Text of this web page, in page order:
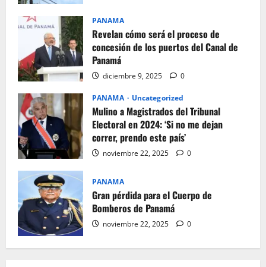
PANAMA
Revelan cómo será el proceso de
concesión de los puertos del Canal de
Panamá
diciembre 9, 2025 0
PANAMA Uncategorized
Mulino a Magistrados del Tribunal
Electoral en 2024: ‘Si no me dejan
correr, prendo este país’
noviembre 22, 2025 0
PANAMA
Gran pérdida para el Cuerpo de
Bomberos de Panamá
noviembre 22, 2025 0